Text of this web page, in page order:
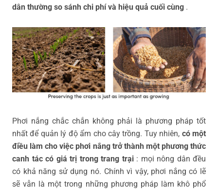
dân thường so sánh chi phí và hiệu quả cuối cùng .
Phơi nắng chắc chắn không phải là phương pháp tốt
nhất để quản lý độ ẩm cho cây trồng. Tuy nhiên, có một
điều làm cho việc phơi nắng trở thành một phương thức
canh tác có giá trị trong trang trại : mọi nông dân đều
có khả năng sử dụng nó. Chính vì vậy, phơi nắng có lẽ
sẽ vẫn là một trong những phương pháp làm khô phổ